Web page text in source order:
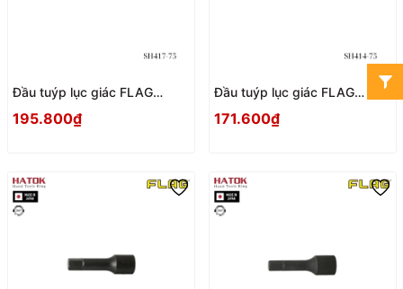
Đầu tuýp lục giác FLAG
195.800₫
Đầu tuýp lục giác FLAG
171.600₫